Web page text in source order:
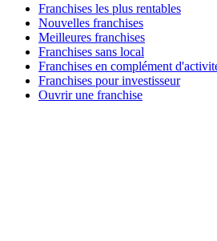
Franchises les plus rentables
Nouvelles franchises
Meilleures franchises
Franchises sans local
Franchises en complément
Franchises pour investisseur
Ouvrir une franchise